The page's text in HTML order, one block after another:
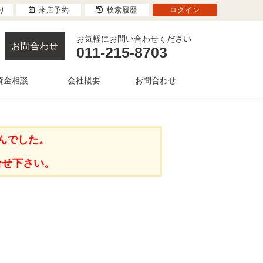
お問合わせ
お気軽にお問い合わせください
011-215-8703
金相談 会社概要 お問合わせ
した。
下さい。
来店予約 検索履歴 ログイン